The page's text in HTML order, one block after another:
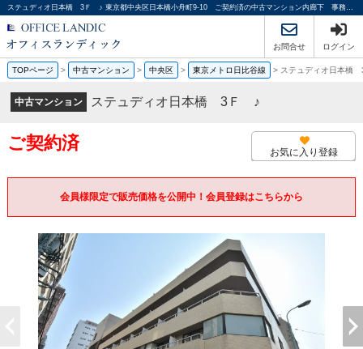
ステュディオ日本橋 3Ｆ ♪ 東京都中央区日本橋小舟町9-10 ご契約済の中古マンション内廊下 事務所使用可｜オフィスランディック株式会社
お問合せ ログイン
TOPページ > 中古マンション > 中央区 > 東京メトロ日比谷線 > ステュディオ日本
中古マンション ステュディオ日本橋 3Ｆ ♪
ご契約済 お気に入り登録
会員様限定で販売価格を公開中！会員登録はこちらから